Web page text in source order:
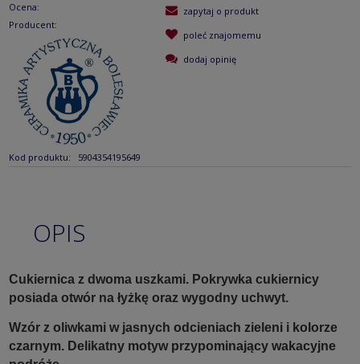
Ocena:
Producent:
Kod produktu: 5904354195649
zapytaj o produkt
poleć znajomemu
dodaj opinię
OPIS
Cukiernica z dwoma uszkami. Pokrywka cukiernicy
posiada otwór na łyżkę oraz wygodny uchwyt.
Wzór z oliwkami w jasnych odcieniach zieleni i kolorze
czarnym. Delikatny motyw przypominający wakacyjne